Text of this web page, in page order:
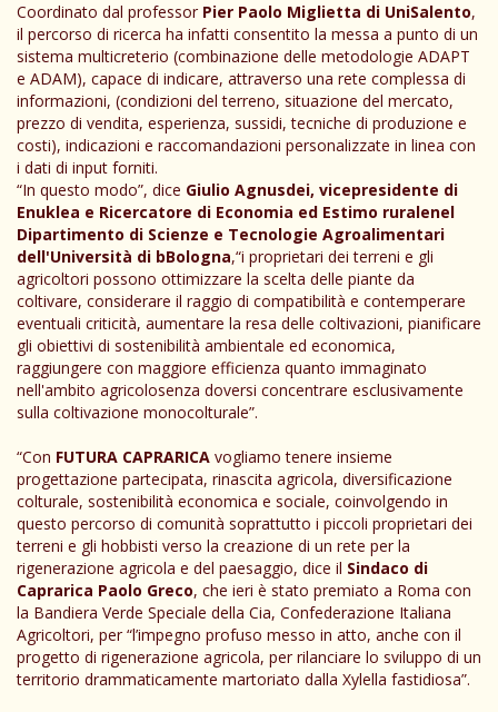
Coordinato dal professor Pier Paolo Miglietta di UniSalento,
il percorso di ricerca ha infatti consentito la messa a punto di un
sistema multicreterio (combinazione delle metodologie ADAPT
e ADAM), capace di indicare, attraverso una rete complessa di
informazioni, (condizioni del terreno, situazione del mercato,
prezzo di vendita, esperienza, sussidi, tecniche di produzione e
costi), indicazioni e raccomandazioni personalizzate in linea con
i dati di input forniti.
“In questo modo”, dice Giulio Agnusdei, vicepresidente di
Enuklea e Ricercatore di Economia ed Estimo ruralenel
Dipartimento di Scienze e Tecnologie Agroalimentari
dell'Università di bBologna,“i proprietari dei terreni e gli
agricoltori possono ottimizzare la scelta delle piante da
coltivare, considerare il raggio di compatibilità e contemperare
eventuali criticità, aumentare la resa delle coltivazioni, pianificare
gli obiettivi di sostenibilità ambientale ed economica,
raggiungere con maggiore efficienza quanto immaginato
nell'ambito agricolosenza doversi concentrare esclusivamente
sulla coltivazione monocolturale”.
“Con FUTURA CAPRARICA vogliamo tenere insieme
progettazione partecipata, rinascita agricola, diversificazione
colturale, sostenibilità economica e sociale, coinvolgendo in
questo percorso di comunità soprattutto i piccoli proprietari dei
terreni e gli hobbisti verso la creazione di un rete per la
rigenerazione agricola e del paesaggio, dice il Sindaco di
Caprarica Paolo Greco, che ieri è stato premiato a Roma con
la Bandiera Verde Speciale della Cia, Confederazione Italiana
Agricoltori, per “l’impegno profuso messo in atto, anche con il
progetto di rigenerazione agricola, per rilanciare lo sviluppo di un
territorio drammaticamente martoriato dalla Xylella fastidiosa”.